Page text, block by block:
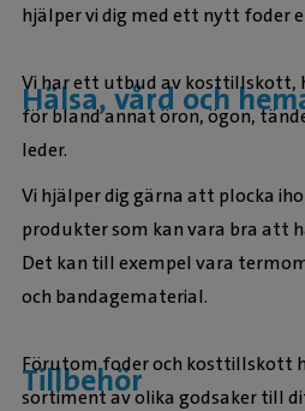
hjälper vi dig med ett nytt foder
Hälsa, vård och
Vi har ett utbud av kosttillskott,
för bland annat öron, ögon,
leder.
Vi hjälper dig gärna att plocka
produkter som kan vara bra att
Det kan till exempel vara
och bandagematerial.
Tillbehör
Förutom foder och kosttillskott
sortiment av olika godsaker till